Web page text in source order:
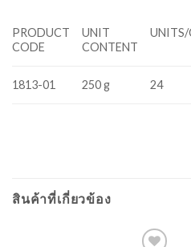
PRODUCT
CODE
UNIT
CONTENT
UNITS/
1813-01 250 g 24
สินค้าที่เกี่ยวข้อง